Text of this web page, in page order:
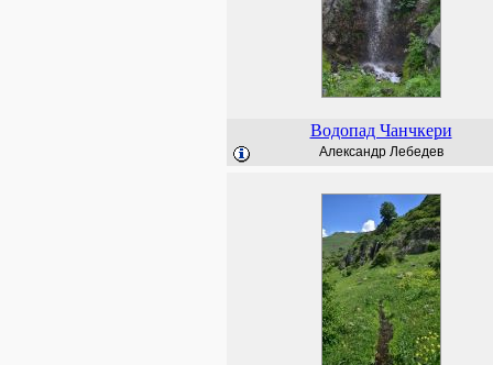
Водопад Чанчкери
Александр Лебедев